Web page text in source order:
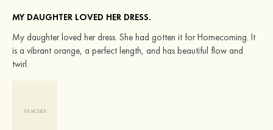
MY DAUGHTER LOVED HER DRESS.
My daughter loved her dress. She had gotten it for Homecoming. It
is a vibrant orange, a perfect length, and has beautiful flow and
twirl.